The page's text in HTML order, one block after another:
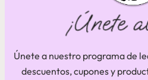
Únete a nuestro programa de
descuentos, cupones y